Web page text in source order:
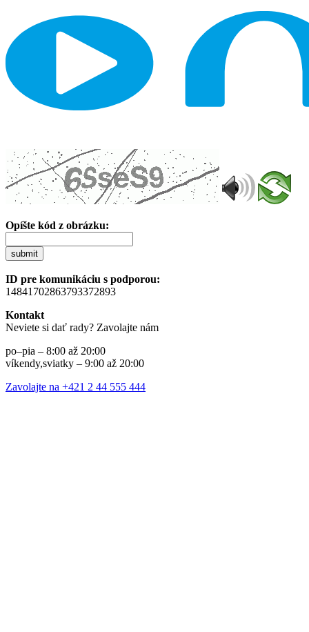
Opíšte kód z obrázku:
submit
ID pre komunikáciu s podporou:
14841702863793372893
Kontakt
Neviete si dať rady? Zavolajte nám
po–pia – 8:00 až 20:00
víkendy,sviatky – 9:00 až 20:00
Zavolajte na +421 2 44 555 444